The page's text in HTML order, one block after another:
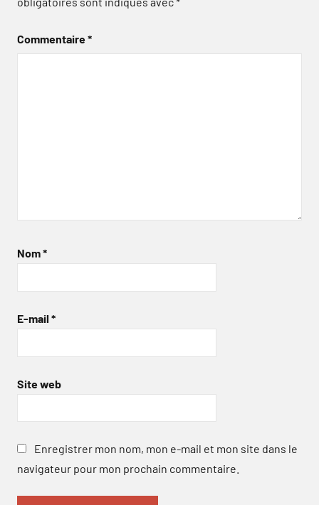
Commentaire*
Nom*
E-mail *
Site web
Enregistrer mon nom, mon e-mail et mon site dans le
navigateur pour mon prochain commentaire.